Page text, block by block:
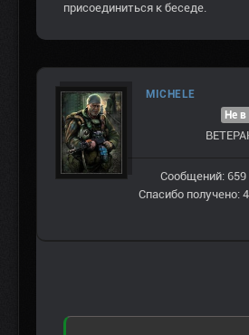
присоединиться к беседе.
MICHELE
Не в
Сообщений: 659
Спасибо получено: